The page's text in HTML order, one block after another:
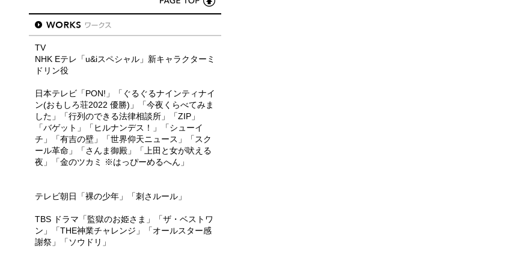
TV
NHK Eテレ「u&iスペシャル」新キャラクターミ
ドリン役
日本テレビ「PON!」「ぐるぐるナインティナイ
ン(おもしろ荘2022 優勝)」「今夜くらべてみま
した」「行列のできる法律相談所」「ZIP」
「バゲット」「ヒルナンデス！」「シューイ
チ」「有吉の壁」「世界仰天ニュース」「スク
ール革命」「さんま御殿」「上田と女が吠える
夜」「金のツカミ ※はっぴーめるへん」
テレビ朝日「裸の少年」「刺さルール」
TBS ドラマ「監獄のお姫さま」「ザ・ベストワ
ン」「THE神業チャレンジ」「オールスター感
謝祭」「ソウドリ」